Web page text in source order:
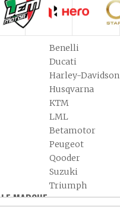
Benelli
Ducati
Harley-Davidson
Husqvarna
KTM
LML
Betamotor
Peugeot
Qooder
Suzuki
Triumph
Yamaha
MARCHE »